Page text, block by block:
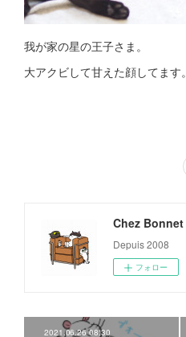
我が家の星の王子さま。
大アクビして甘えた顔してます。
Chez Bonnet
Depuis 2008
フォロー
2021.06.26 08:30